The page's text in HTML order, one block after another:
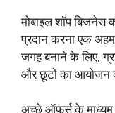
मोबाइल शॉप बिजनेस
प्रदान करना एक अहम
जगह बनाने के लिए,
और छूटों का आयोजन
अच्छे ऑफर्स के